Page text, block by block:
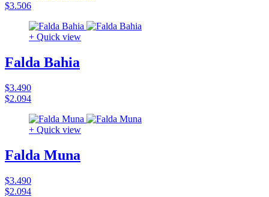
$3.506
+ Quick view
Falda Bahia
$3.490
$2.094
+ Quick view
Falda Muna
$3.490
$2.094